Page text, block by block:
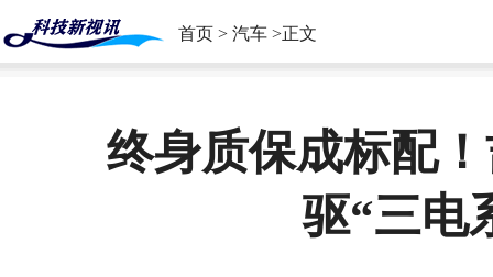
首页 > 汽车 >正文
终身质保成标配
驱“三电